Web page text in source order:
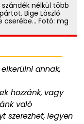
nélkül több
Bige László
Fotó: mg
annak,
hozzánk, vagy
való
szerezhet, legyen